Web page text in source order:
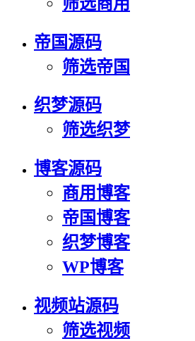
帝国源码
筛选帝国
织梦源码
筛选织梦
博客源码
商用博客
帝国博客
织梦博客
WP博客
视频站源码
筛选视频